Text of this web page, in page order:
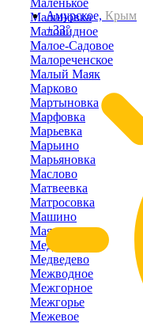
Амурское, Крым
+33°
Малиновка
Маловидное
Малое-Садовое
Малореченское
Малый Маяк
Марково
Мартыновка
Марфовка
Марьевка
Марьино
Марьяновка
Маслово
Матвеевка
Матросовка
Машино
Маяк
Медведевка
Медведево
Межводное
Межгорное
Межгорье
Межевое